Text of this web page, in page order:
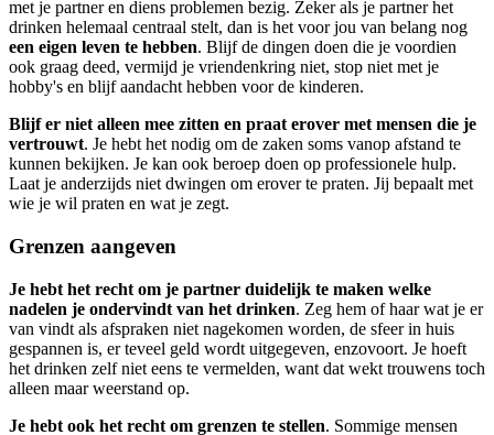
met je partner en diens problemen bezig. Zeker als je partner het
drinken helemaal centraal stelt, dan is het voor jou van belang nog
een eigen leven te hebben. Blijf de dingen doen die je voordien
ook graag deed, vermijd je vriendenkring niet, stop niet met je
hobby's en blijf aandacht hebben voor de kinderen.
Blijf er niet alleen mee zitten en praat erover met mensen die je
vertrouwt. Je hebt het nodig om de zaken soms vanop afstand te
kunnen bekijken. Je kan ook beroep doen op professionele hulp.
Laat je anderzijds niet dwingen om erover te praten. Jij bepaalt met
wie je wil praten en wat je zegt.
Grenzen aangeven
Je hebt het recht om je partner duidelijk te maken welke
nadelen je ondervindt van het drinken. Zeg hem of haar wat je er
van vindt als afspraken niet nagekomen worden, de sfeer in huis
gespannen is, er teveel geld wordt uitgegeven, enzovoort. Je hoeft
het drinken zelf niet eens te vermelden, want dat wekt trouwens toch
alleen maar weerstand op.
Je hebt ook het recht om grenzen te stellen. Sommige mensen